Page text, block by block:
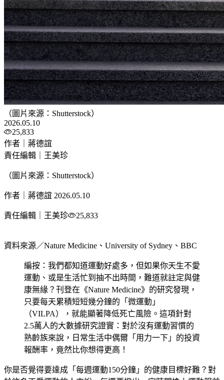
（圖片來源：Shutterstock）
2026.05.10
25,833
作者｜蔣德誼
責任編輯｜王美珍
（圖片來源：Shutterstock）
作者｜蔣德誼 2026.05.10
責任編輯｜王美珍 25,833
資料來源／Nature Medicine、University of Sydney、BBC
編按：我們都知道運動好處多，但如果你天生不愛
運動、或是生活忙到抽不出時間，難道就註定與健
康無緣？刊登在《Nature Medicine》的研究發現，
只要每天累積短短幾分鐘的「微運動」
（VILPA），就能顯著降低死亡風險。這項針對
2.5萬人的大數據研究證實：對於沒有運動習慣的
熟齡族來說，日常生活中偶爾「用力一下」的投資
報酬率，竟然比你想得更高！
你是否覺得要達成「每週運動150分鐘」的健康目標好難？對